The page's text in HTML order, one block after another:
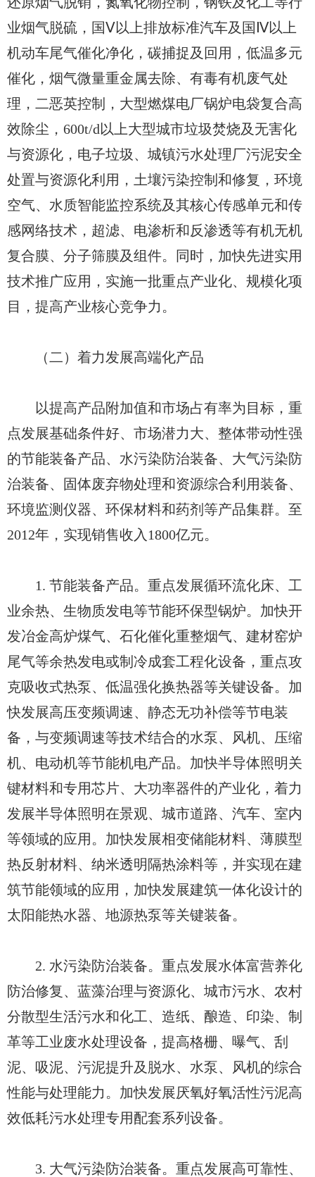
业烟气脱硫，国Ⅴ以上排放标准汽车及国Ⅳ以上
机动车尾气催化净化，碳捕捉及回用，低温多元
催化，烟气微量重金属去除、有毒有机废气处
理，二恶英控制，大型燃煤电厂锅炉电袋复合高
效除尘，600t/d以上大型城市垃圾焚烧及无害化
与资源化，电子垃圾、城镇污水处理厂污泥安全
处置与资源化利用，土壤污染控制和修复，环境
空气、水质智能监控系统及其核心传感单元和传
感网络技术，超滤、电渗析和反渗透等有机无机
复合膜、分子筛膜及组件。同时，加快先进实用
技术推广应用，实施一批重点产业化、规模化项
目，提高产业核心竞争力。
（二）着力发展高端化产品
以提高产品附加值和市场占有率为目标，重
点发展基础条件好、市场潜力大、整体带动性强
的节能装备产品、水污染防治装备、大气污染防
治装备、固体废弃物处理和资源综合利用装备、
环境监测仪器、环保材料和药剂等产品集群。至
2012年，实现销售收入1800亿元。
1. 节能装备产品。重点发展循环流化床、工
业余热、生物质发电等节能环保型锅炉。加快开
发冶金高炉煤气、石化催化重整烟气、建材窑炉
尾气等余热发电或制冷成套工程化设备，重点攻
克吸收式热泵、低温强化换热器等关键设备。加
快发展高压变频调速、静态无功补偿等节电装
备，与变频调速等技术结合的水泵、风机、压缩
机、电动机等节能机电产品。加快半导体照明关
键材料和专用芯片、大功率器件的产业化，着力
发展半导体照明在景观、城市道路、汽车、室内
等领域的应用。加快发展相变储能材料、薄膜型
热反射材料、纳米透明隔热涂料等，并实现在建
筑节能领域的应用，加快发展建筑一体化设计的
太阳能热水器、地源热泵等关键装备。
2. 水污染防治装备。重点发展水体富营养化
防治修复、蓝藻治理与资源化、城市污水、农村
分散型生活污水和化工、造纸、酿造、印染、制
革等工业废水处理设备，提高格栅、曝气、刮
泥、吸泥、污泥提升及脱水、水泵、风机的综合
性能与处理能力。加快发展厌氧好氧活性污泥高
效低耗污水处理专用配套系列设备。
3. 大气污染防治装备。重点发展高可靠性、